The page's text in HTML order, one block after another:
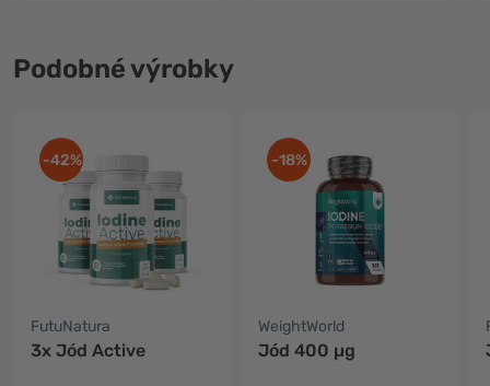
Podobné výrobky
-42%
FutuNatura
3x Jód Active
-18%
WeightWorld
Jód 400 µg